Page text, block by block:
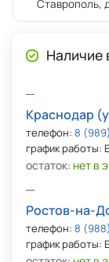
Ставрополь,
Наличие
Краснодар
телефон: 8
график работы:
остаток: нет в
Ростов-на-
телефон: 8
график работы: